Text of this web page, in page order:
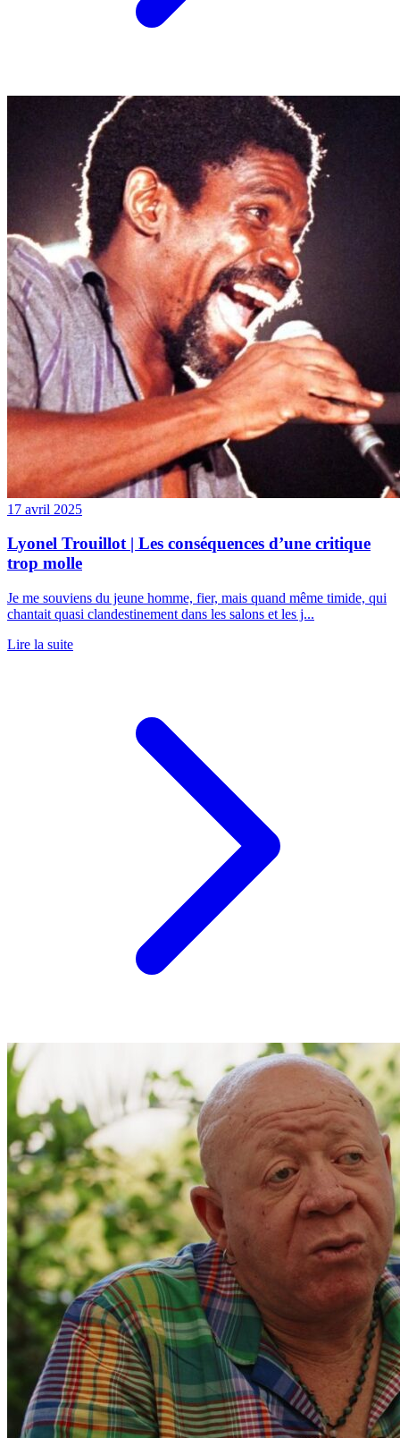
17 avril 2025
Lyonel Trouillot | Les conséquences d’une critique
trop molle
Je me souviens du jeune homme, fier, mais quand même timide, qui
chantait quasi clandestinement dans les salons et les j...
Lire la suite